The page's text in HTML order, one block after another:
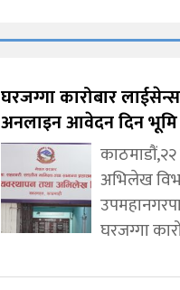
घरजग्गा कारोबार
अनलाइन आवेदन दिन भूमि
अभिलेख
घरजग्गा